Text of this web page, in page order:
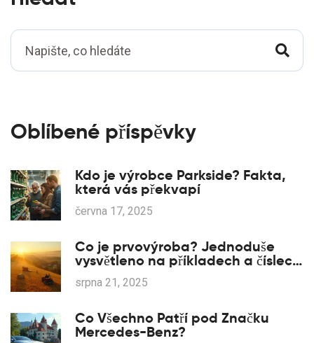
Oblíbené příspěvky
Kdo je výrobce Parkside? Fakta,
která vás překvapí
června 17, 2025
Co je prvovýroba? Jednoduše
vysvětleno na příkladech a číslech
(2025)
srpna 21, 2025
Co Všechno Patří pod Značku
Mercedes-Benz?